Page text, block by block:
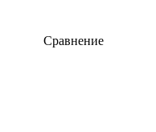
Сравнение